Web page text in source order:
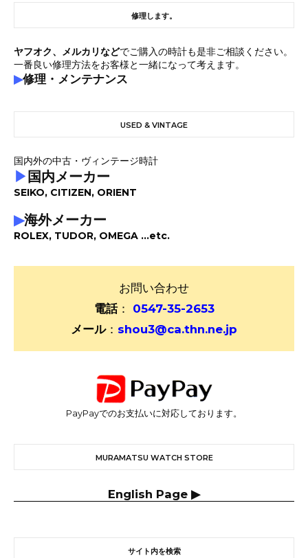
修理します。
ヤフオク、メルカリなどでご購入の時計も是非ご相談ください。
一番良い修理方法をお客様と一緒になって考えます。
▶修理・メンテナンス
USED & VINTAGE
国内外の中古・ヴィンテージ時計
▶ 国内メーカー
SEIKO, CITIZEN, ORIENT
▶海外メーカー
ROLEX, TUDOR, OMEGA ...etc.
お問い合わせ
電話：
0547-35-2653
メール： shou3@ca.thn.ne.jp
PayPayでのお支払いに対応しております。
MURAMATSU WATCH STORE
English Page ▶
サイト内を検索